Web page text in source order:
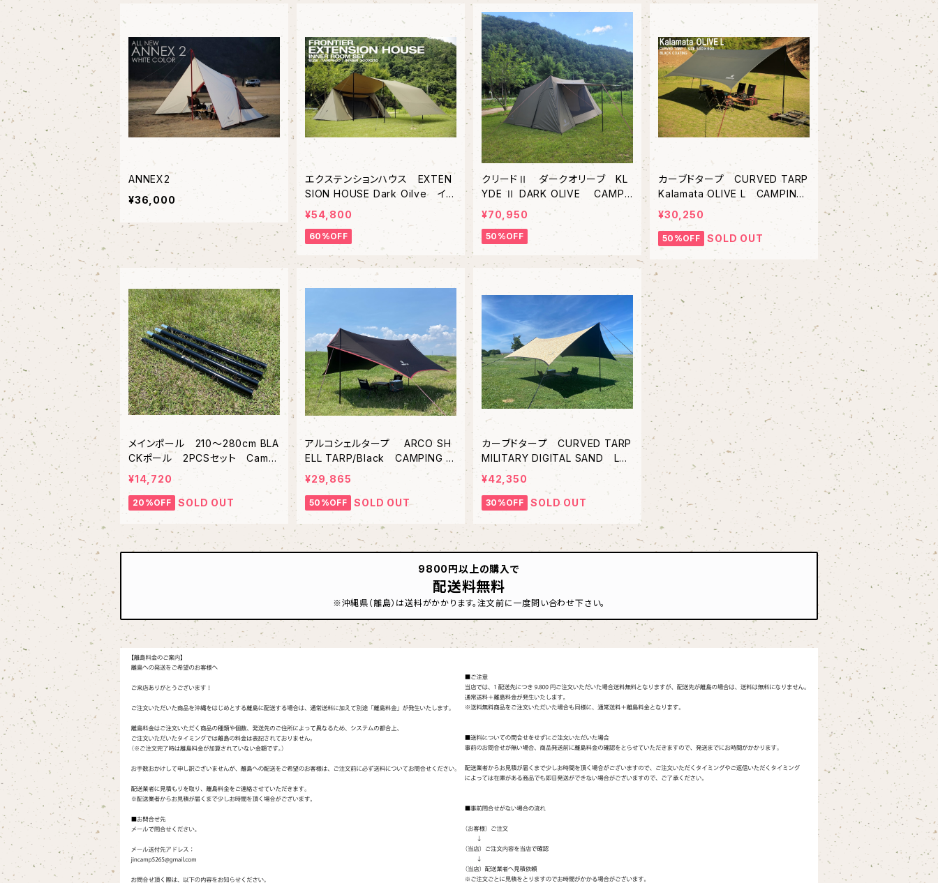
ANNEX2
¥36,000
エクステンションハウス EXTEN
SION HOUSE Dark Oilve イン
ナーセット Camping Club/キャ
ンピングクラブ
¥54,800
60%OFF
クリードⅡ ダークオリーブ KL
YDE Ⅱ DARK OLIVE CAMPI
NG CLUB/キャンピングクラブ
¥70,950
50%OFF
カーブドタープ CURVED TARP
Kalamata OLIVE L CAMPING
CLUB/キャンピングクラブ ヘキ
サタープ
¥30,250
50%OFF SOLD OUT
メインポール 210～280cm BLA
CKポール 2PCSセット Campi
ng club /キャンピングクラブ
¥14,720
20%OFF SOLD OUT
アルコシェルタープ ARCO SH
ELL TARP/Black CAMPING C
LUB /キャンピングクラブ
¥29,865
50%OFF SOLD OUT
カーブドタープ CURVED TARP
MILITARY DIGITAL SAND L
Camping club /キャンピングクラ
ブ ヘキサタープ
¥42,350
30%OFF SOLD OUT
9800円以上の購入で
配送料無料
※沖縄県（離島）は送料がかかります。注文前に一度問い合わせ下さい。